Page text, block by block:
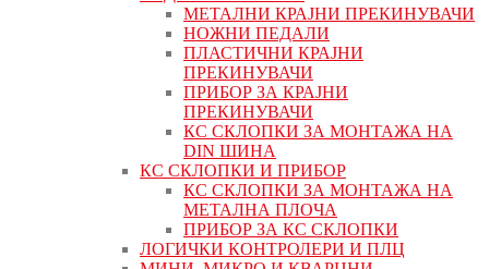
МЕТАЛНИ КРАЈНИ ПРЕКИНУВАЧИ
НОЖНИ ПЕДАЛИ
ПЛАСТИЧНИ КРАЈНИ
ПРЕКИНУВАЧИ
ПРИБОР ЗА КРАЈНИ
ПРЕКИНУВАЧИ
КС СКЛОПКИ ЗА МОНТАЖА НА
DIN ШИНА
КС СКЛОПКИ И ПРИБОР
КС СКЛОПКИ ЗА МОНТАЖА НА
МЕТАЛНА ПЛОЧА
ПРИБОР ЗА КС СКЛОПКИ
ЛОГИЧКИ КОНТРОЛЕРИ И ПЛЦ